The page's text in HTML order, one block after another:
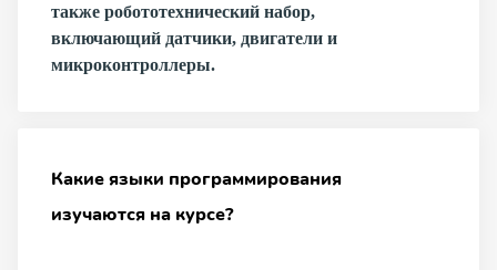
также робототехнический набор,
включающий датчики, двигатели и
микроконтроллеры.
Какие языки программирования
изучаются на курсе?